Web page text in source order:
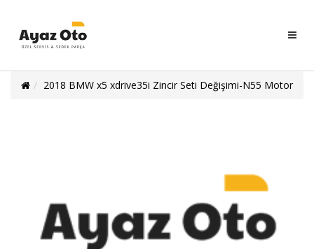
Oto
2018 BMW x5 xdrive35i Zincir Seti Değişimi-N55 Motor